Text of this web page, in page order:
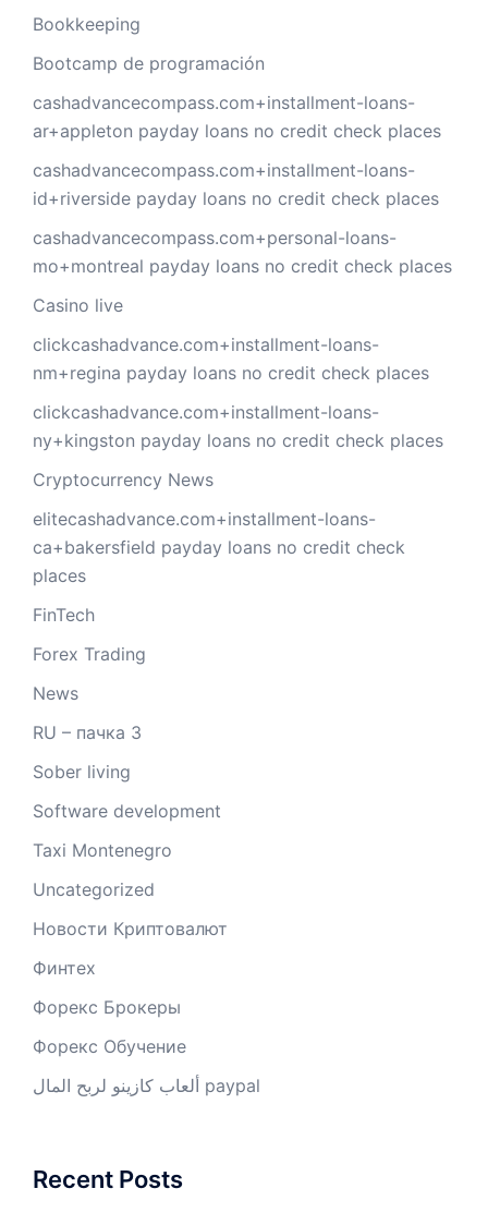
Bookkeeping
Bootcamp de programación
cashadvancecompass.com+installment-loans-
ar+appleton payday loans no credit check places
cashadvancecompass.com+installment-loans-
id+riverside payday loans no credit check places
cashadvancecompass.com+personal-loans-
mo+montreal payday loans no credit check places
Casino live
clickcashadvance.com+installment-loans-
nm+regina payday loans no credit check places
clickcashadvance.com+installment-loans-
ny+kingston payday loans no credit check places
Cryptocurrency News
elitecashadvance.com+installment-loans-
ca+bakersfield payday loans no credit check
places
FinTech
Forex Trading
News
RU – пачка 3
Sober living
Software development
Taxi Montenegro
Uncategorized
Новости Криптовалют
Финтех
Форекс Брокеры
Форекс Обучение
ألعاب كازينو لربح المال paypal
Recent Posts